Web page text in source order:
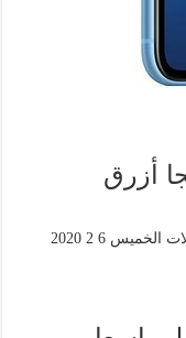
إكس أر 128 جيجا أزرق